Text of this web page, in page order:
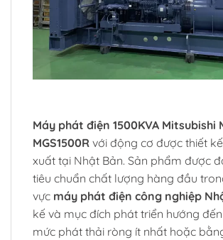
Máy phát điện 1500KVA Mitsubishi
MGS1500R với động cơ được thiết
xuất tại Nhật Bản. Sản phẩm được
tiêu chuẩn chất lượng hàng đầu
vực máy phát điện công nghiệp
kế và mục đích phát triển hướng
mức phát thải ròng ít nhất hoặc